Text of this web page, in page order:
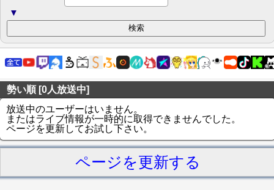
▼
勢い順 [0人放送中]
放送中のユーザーはいません。
またはライブ情報が一時的に取得できませんでした。
ページを更新してお試し下さい。
ページを更新する